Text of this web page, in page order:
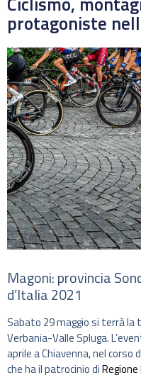
protagoniste
Magoni: provincia
d’Italia 2021
Sabato 29 maggio si terrà la
Verbania-Valle Spluga.
aprile a Chiavenna, nel
che ha il patrocinio di